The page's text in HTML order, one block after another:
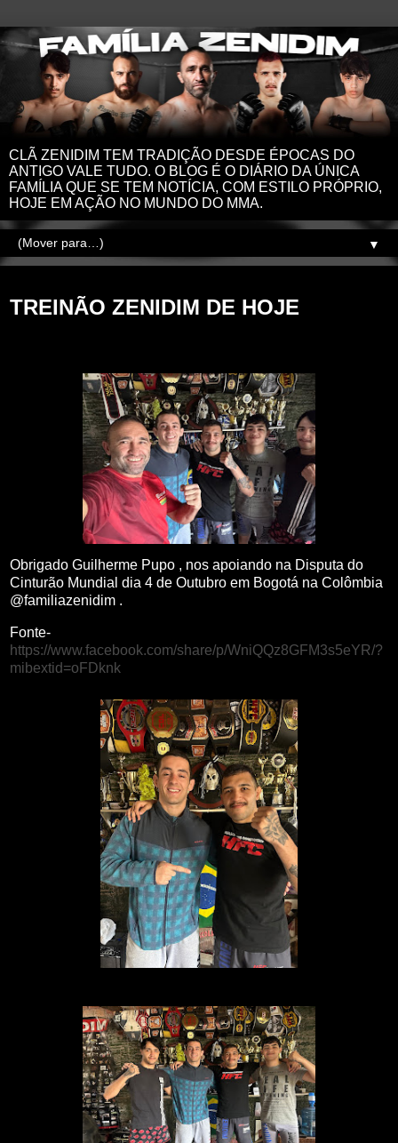
CLÃ ZENIDIM TEM TRADIÇÃO DESDE ÉPOCAS DO
ANTIGO VALE TUDO. O BLOG É O DIÁRIO DA ÚNICA
FAMÍLIA QUE SE TEM NOTÍCIA, COM ESTILO PRÓPRIO,
HOJE EM AÇÃO NO MUNDO DO MMA.
▼
TREINÃO ZENIDIM DE HOJE
Obrigado Guilherme Pupo , nos apoiando na Disputa do
Cinturão Mundial dia 4 de Outubro em Bogotá na Colômbia
@familiazenidim .
Fonte-
https://www.facebook.com/share/p/WniQQz8GFM3s5eYR/?
mibextid=oFDknk